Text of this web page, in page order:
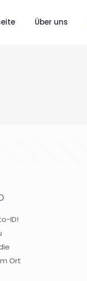
Über uns
ID!
Ort